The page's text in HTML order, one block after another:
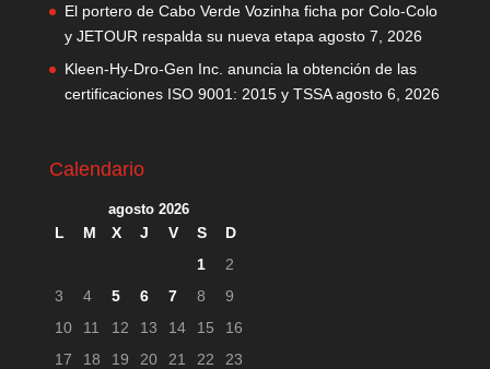
El portero de Cabo Verde Vozinha ficha por Colo-Colo
y JETOUR respalda su nueva etapa agosto 7, 2026
Kleen-Hy-Dro-Gen Inc. anuncia la obtención de las
certificaciones ISO 9001: 2015 y TSSA agosto 6, 2026
Calendario
agosto 2026
L M X J V S
D
1
2
3
4 5 6 7 8
9
10
11 12 13 14 15
16
17
18 19 20 21 22
23